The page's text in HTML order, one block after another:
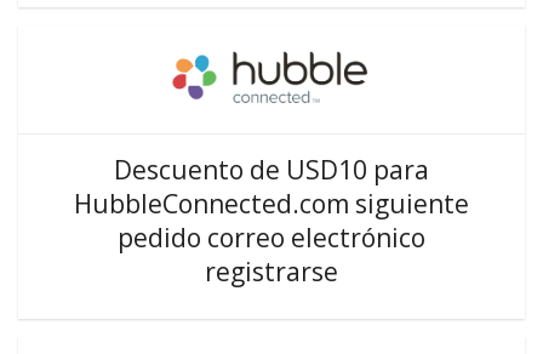
Descuento de USD10 para
HubbleConnected.com siguiente
pedido correo electrónico
registrarse